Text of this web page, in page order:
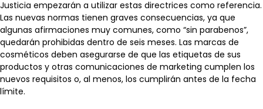
Justicia empezarán a utilizar estas directrices como referencia.
Las nuevas normas tienen graves consecuencias, ya que
algunas afirmaciones muy comunes, como “sin parabenos”,
quedarán prohibidas dentro de seis meses. Las marcas de
cosméticos deben asegurarse de que las etiquetas de sus
productos y otras comunicaciones de marketing cumplen los
nuevos requisitos o, al menos, los cumplirán antes de la fecha
límite.